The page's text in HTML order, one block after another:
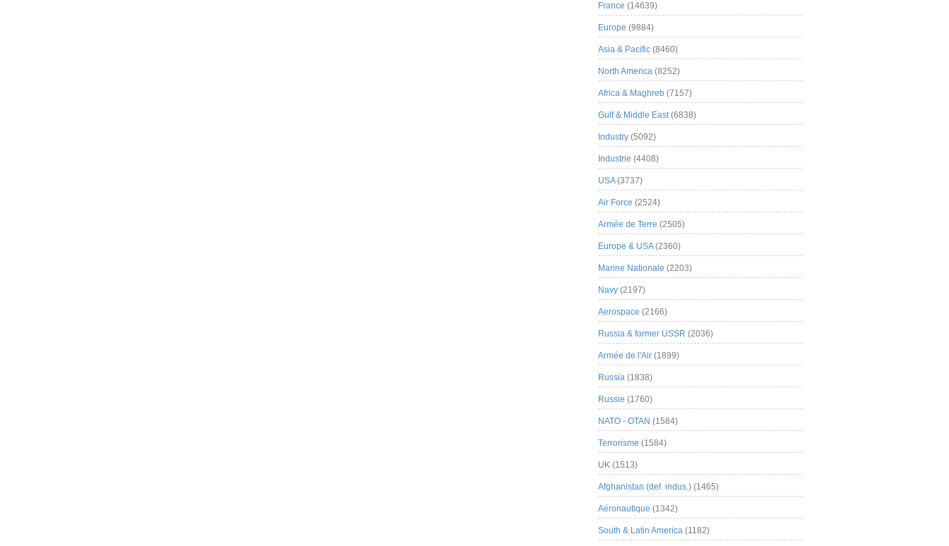
France (14639)
Europe (9884)
Asia & Pacific (8460)
North America (8252)
Africa & Maghreb (7157)
Gulf & Middle East(6838)
Industry (5092)
Industrie (4408)
USA(3737)
Air Force (2524)
Armée de Terre (2505)
Europe & USA(2360)
Marine Nationale (2203)
Navy (2197)
Aerospace (2166)
Russia & former USSR (2036)
Armée de l'Air (1899)
Russia (1838)
Russie (1760)
NATO - OTAN (1584)
Terrorisme (1584)
UK (1513)
Afghanistan (def. indus.) (1465)
Aéronautique (1342)
South & Latin America (1182)